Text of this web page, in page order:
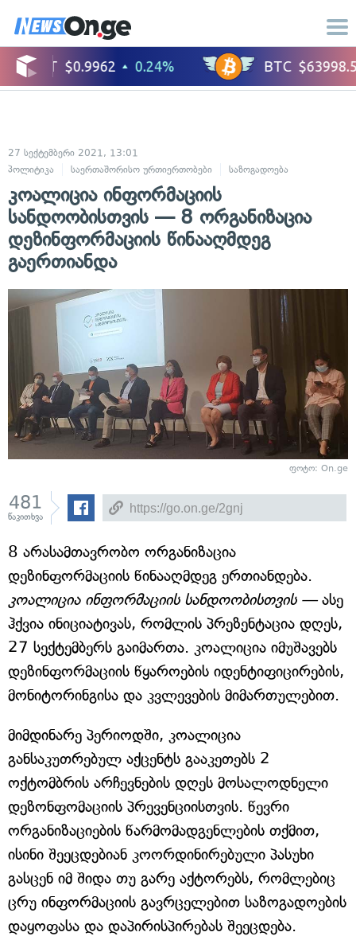
27 სექტემბერი 2021, 13:01
პოლიტიკა
საერთაშორისო ურთიერთობები საზოგადოება
კოალიცია ინფორმაციის
სანდოობისთვის — 8 ორგანიზაცია
დეზინფორმაციის წინააღმდეგ
გაერთიანდა
ფოტო: On.ge
481
წაკითხვა
8 არასამთავრობო ორგანიზაცია
დეზინფორმაციის წინააღმდეგ ერთიანდება.
კოალიცია ინფორმაციის სანდოობისთვის —ასე
ჰქვია ინიციატივას, რომლის პრეზენტაცია დღეს,
27 სექტემბერს გაიმართა. კოალიცია იმუშავებს
დეზინფორმაციის წყაროების იდენტიფიცირების,
მონიტორინგისა და კვლევების მიმართულებით.
მიმდინარე პერიოდში, კოალიცია
განსაკუთრებულ აქცენტს გააკეთებს 2
ოქტომბრის არჩევნების დღეს მოსალოდნელი
დეზონფომაციის პრევენციისთვის. წევრი
ორგანიზაციების წარმომადგენლების თქმით,
ისინი შეეცდებიან კოორდინირებული პასუხი
გასცენ იმ შიდა თუ გარე აქტორებს, რომლებიც
ცრუ ინფორმაციის გავრცელებით საზოგადოების
დაყოფასა და დაპირისპირებას შეეცდება.